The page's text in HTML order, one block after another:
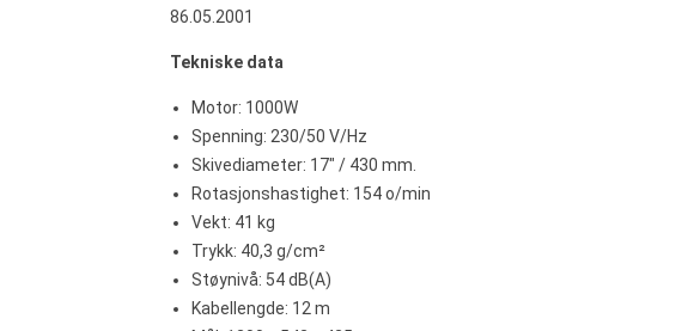
86.05.2001
Tekniske data
Motor: 1000W
Spenning: 230/50 V/Hz
Skivediameter: 17" / 430 mm.
Rotasjonshastighet: 154 o/min
Vekt: 41 kg
Trykk: 40,3 g/cm²
Støynivå: 54 dB(A)
Kabellengde: 12 m